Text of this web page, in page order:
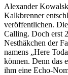
Alexander
Kalkbrenner
veröffentlichen.
Calling. Doch erst
Nesthäkchen der
namens „Here
können. Denn das
ihm eine Echo-